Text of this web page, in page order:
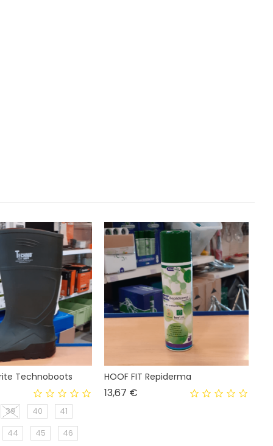
Technoboots
39 40
41
44
45 46
HOOF FIT Repiderma
13,67 €